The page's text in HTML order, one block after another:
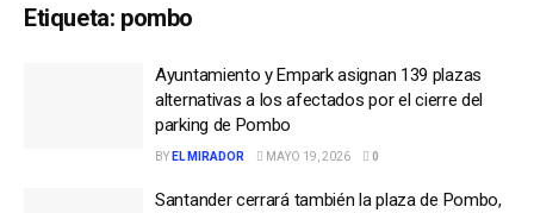
Etiqueta: pombo
Ayuntamiento y Empark asignan 139 plazas
alternativas a los afectados por el cierre del
parking de Pombo
BY EL MIRADOR MAYO 19, 2026 0
Santander cerrará también la plaza de Pombo,